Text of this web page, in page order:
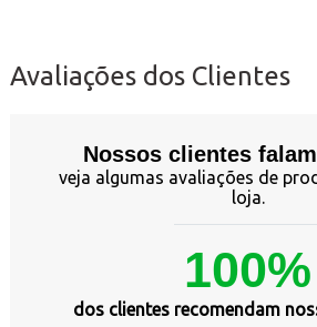
Avaliações dos Clientes
Nossos clientes
veja algumas avaliações de
loja.
100%
dos clientes recomendam